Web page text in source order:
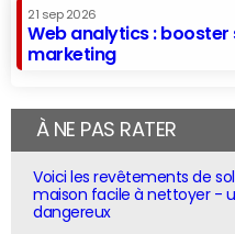
21 sep 2026
Web analytics :
marketing
À NE PAS RATER
Voici les revêtements de
maison facile à nettoyer -
dangereux